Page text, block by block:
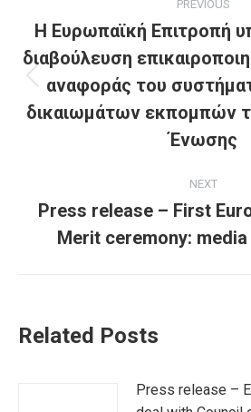
navigation
PREVIOUS
post:
Η Ευρωπαϊκή Επιτροπή
διαβούλευση
αναφοράς του
δικαιωμάτων εκπομπών
Ένωσης
NEXT
post:
Press release – First
Merit ceremony:
Related Posts
Press release –